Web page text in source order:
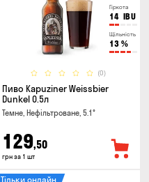
Гіркота
14 IBU
Щільність
13 %
(0)
Пиво Kapuziner Weissbier
Dunkel 0.5л
Темне, Нефільтроване, 5.1°
129,50
грн за 1 шт
Тільки онлайн